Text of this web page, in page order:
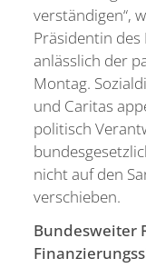
verständigen“,
Präsidentin
anlässlich der
Montag.
und Caritas
politisch
nicht auf den
verschieben.
Bundesweiter